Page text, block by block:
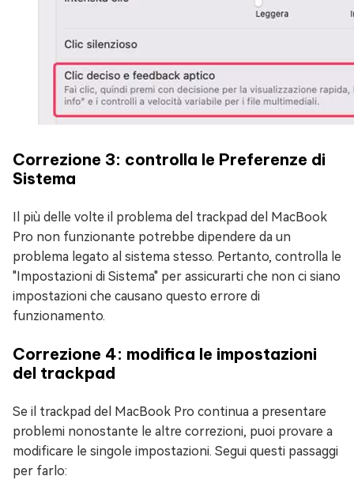
Correzione 3: controlla le Preferenze di
Sistema
Il più delle volte il problema del trackpad del MacBook
Pro non funzionante potrebbe dipendere da un
problema legato al sistema stesso. Pertanto, controlla le
"Impostazioni di Sistema" per assicurarti che non ci siano
impostazioni che causano questo errore di
funzionamento.
Correzione 4: modifica le impostazioni
del trackpad
Se il trackpad del MacBook Pro continua a presentare
problemi nonostante le altre correzioni, puoi provare a
modificare le singole impostazioni. Segui questi passaggi
per farlo: